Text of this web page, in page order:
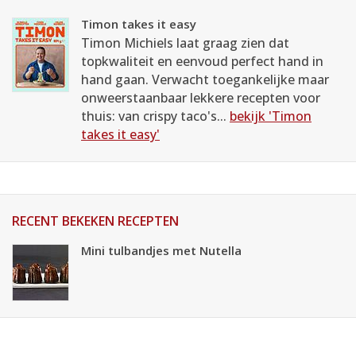
Timon takes it easy
Timon Michiels laat graag zien dat
topkwaliteit en eenvoud perfect hand in
hand gaan. Verwacht toegankelijke maar
onweerstaanbaar lekkere recepten voor
thuis: van crispy taco's... bekijk 'Timon
takes it easy'
RECENT BEKEKEN RECEPTEN
Mini tulbandjes met Nutella